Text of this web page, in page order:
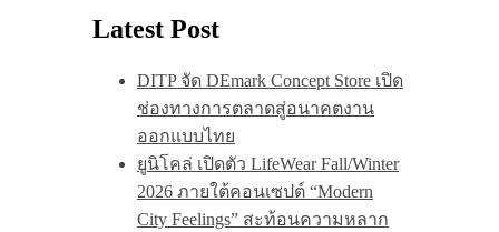
Latest Post
DITP จัด DEmark Concept Store เปิด
ช่องทางการตลาดสู่อนาคตงาน
ออกแบบไทย
ยูนิโคล่ เปิดตัว LifeWear Fall/Winter
2026 ภายใต้คอนเซปต์ “Modern
City Feelings” สะท้อนความหลาก